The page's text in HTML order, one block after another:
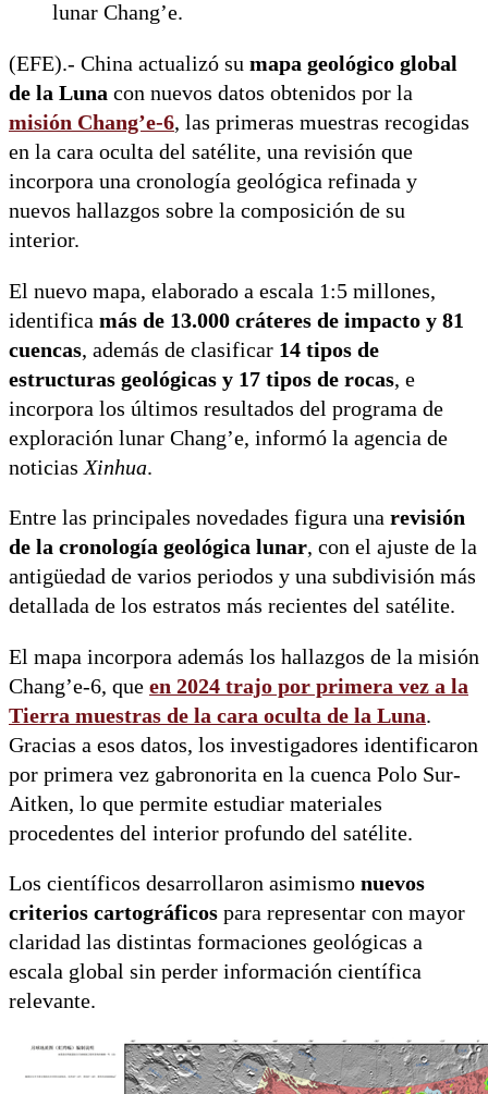
lunar Chang’e.
(EFE).- China actualizó su mapa geológico global
de la Luna con nuevos datos obtenidos por la
misión Chang’e-6, las primeras muestras recogidas
en la cara oculta del satélite, una revisión que
incorpora una cronología geológica refinada y
nuevos hallazgos sobre la composición de su
interior.
El nuevo mapa, elaborado a escala 1:5 millones,
identifica más de 13.000 cráteres de impacto y 81
cuencas, además de clasificar 14 tipos de
estructuras geológicas y 17 tipos de rocas, e
incorpora los últimos resultados del programa de
exploración lunar Chang’e, informó la agencia de
noticias Xinhua.
Entre las principales novedades figura una revisión
de la cronología geológica lunar, con el ajuste de la
antigüedad de varios periodos y una subdivisión más
detallada de los estratos más recientes del satélite.
El mapa incorpora además los hallazgos de la misión
Chang’e-6, que en 2024 trajo por primera vez a la
Tierra muestras de la cara oculta de la Luna.
Gracias a esos datos, los investigadores identificaron
por primera vez gabronorita en la cuenca Polo Sur-
Aitken, lo que permite estudiar materiales
procedentes del interior profundo del satélite.
Los científicos desarrollaron asimismo nuevos
criterios cartográficos para representar con mayor
claridad las distintas formaciones geológicas a
escala global sin perder información científica
relevante.